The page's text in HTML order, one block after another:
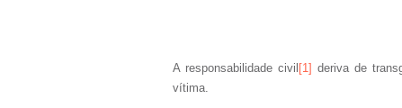
A responsabilidade civil [1] deriva de
vítima.